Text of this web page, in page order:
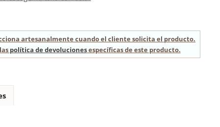
artesanalmente cuando el cliente solicita el producto.
política de devolucionesespecíficas de este producto.